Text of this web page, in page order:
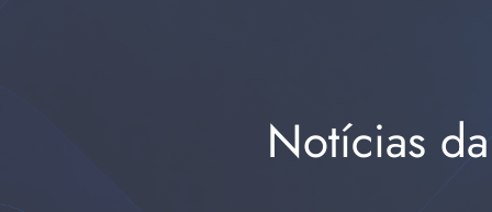
Notícias